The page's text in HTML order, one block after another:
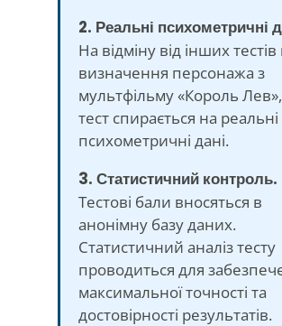
2. Реальні психометричні
На відміну від інших тестів
визначення персонажа з
мультфільму «Король
тест спирається на реальні
психометричні дані.
3. Статистичний контроль.
Тестові бали вносяться в
анонімну базу даних.
Статистичний аналіз тесту
проводиться для
максимальної точності та
достовірності результатів.